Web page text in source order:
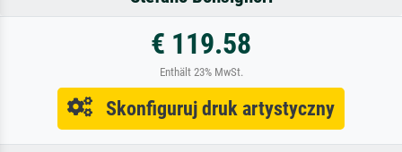
€ 119.58
Enthält 23% MwSt.
Skonfiguruj druk artystyczny